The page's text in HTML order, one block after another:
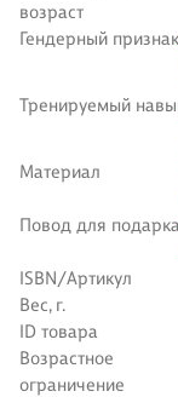
возраст
Гендерный признак
Тренируемый
Материал
Повод для подарка
ISBN/Артикул
Вес, г.
ID товара
Возрастное
ограничение